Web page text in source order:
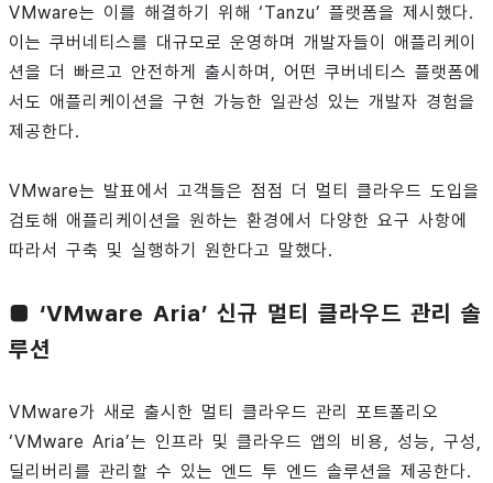
VMware는 이를 해결하기 위해 ‘Tanzu’ 플랫폼을 제시했다.
이는 쿠버네티스를 대규모로 운영하며 개발자들이 애플리케이
션을 더 빠르고 안전하게 출시하며, 어떤 쿠버네티스 플랫폼에
서도 애플리케이션을 구현 가능한 일관성 있는 개발자 경험을
제공한다.
VMware는 발표에서 고객들은 점점 더 멀티 클라우드 도입을
검토해 애플리케이션을 원하는 환경에서 다양한 요구 사항에
따라서 구축 및 실행하기 원한다고 말했다.
■ ‘VMware Aria’ 신규 멀티 클라우드 관리 솔
루션
VMware가 새로 출시한 멀티 클라우드 관리 포트폴리오
‘VMware Aria’는 인프라 및 클라우드 앱의 비용, 성능, 구성,
딜리버리를 관리할 수 있는 엔드 투 엔드 솔루션을 제공한다.